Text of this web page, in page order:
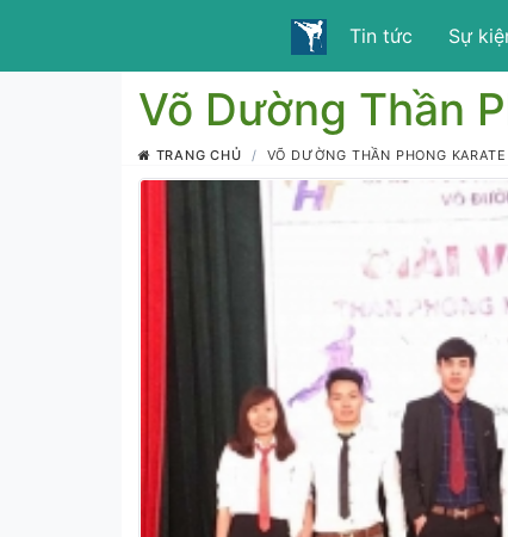
Tin tức Sự
Võ Dường Thần
TRANG CHỦ VÕ DƯỜNG THẦN PHONG